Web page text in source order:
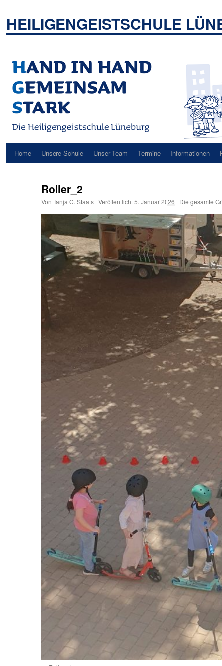
springen
HEILIGENGEISTSCHULE
Home Unsere Schule Unser Team Termine Informationen
Roller_2
Von Tanja C. Staats | Veröffentlicht 5. Januar 2026 | Die gesamte